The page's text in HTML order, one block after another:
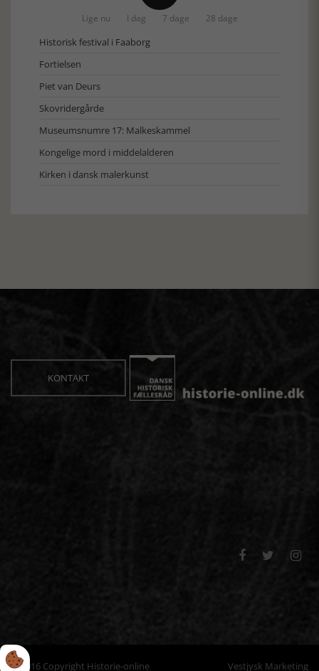
Lige nu I dag 7 dage 28 dage
Historisk festival i Faaborg
Fortielsen
Piet van Deurs
Skovridergårde
Museumsnumre 17: Malkeskammel
Kongelige mord i middelalderen
Kirken i dansk malerkunst
KONTAKT
  
© 2016 Copyright Historie-online Vestjysk Marketing